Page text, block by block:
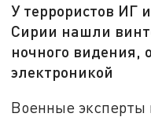
У террористов ИГ
Сирии нашли
ночного видения,
электроникой
Военные эксперты